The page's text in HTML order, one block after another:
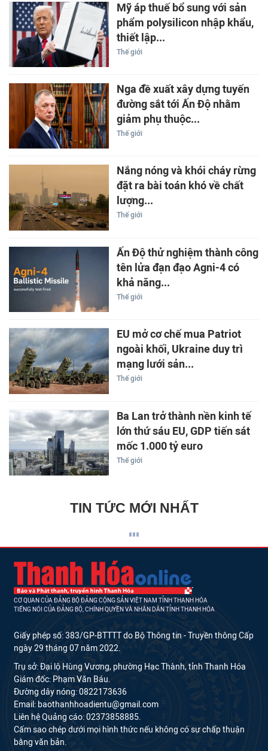
Mỹ áp thuế bổ sung với sản
phẩm polysilicon nhập khẩu,
thiết lập...
Thế giới
Nga đề xuất xây dựng tuyến
đường sắt tới Ấn Độ nhằm
giảm phụ thuộc...
Thế giới
Nắng nóng và khói cháy rừng
đặt ra bài toán khó về chất
lượng...
Thế giới
Ấn Độ thử nghiệm thành công
tên lửa đạn đạo Agni-4 có
khả năng...
Thế giới
EU mở cơ chế mua Patriot
ngoài khối, Ukraine duy trì
mạng lưới sản...
Thế giới
Ba Lan trở thành nền kinh tế
lớn thứ sáu EU, GDP tiến sát
mốc 1.000 tỷ euro
Thế giới
TIN TỨC MỚI NHẤT
CƠ QUAN CỦA ĐẢNG BỘ ĐẢNG CỘNG SẢN VIỆT NAM TỈNH THANH HÓA
TIẾNG NÓI CỦA ĐẢNG BỘ, CHÍNH QUYỀN VÀ NHÂN DÂN TỈNH THANH HÓA
Giấy phép số: 383/GP-BTTTT do Bộ Thông tin - Truyền thông Cấp
ngày 29 tháng 07 năm 2022.
Trụ sở: Đại lộ Hùng Vương, phường Hạc Thành, tỉnh Thanh Hóa
Giám đốc: Phạm Văn Báu.
Đường dây nóng: 0822173636
Email: baothanhhoadientu@gmail.com
Liên hệ Quảng cáo: 02373858885.
Cấm sao chép dưới mọi hình thức nếu không có sự chấp thuận
bằng văn bản.